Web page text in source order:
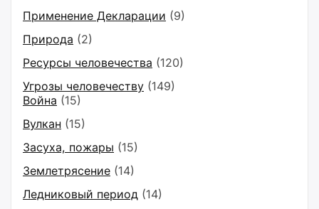
Применение Декларации (9)
Природа (2)
Ресурсы человечества (120)
Угрозы человечеству (149)
Война (15)
Вулкан (15)
Засуха, пожары (15)
Землетрясение (14)
Ледниковый период (14)